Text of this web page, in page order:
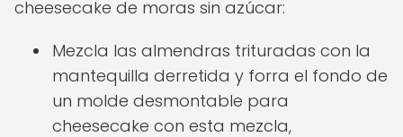
cheesecake de moras sin azúcar:
Mezcla las almendras trituradas con la
mantequilla derretida y forra el fondo de
un molde desmontable para
cheesecake con esta mezcla,